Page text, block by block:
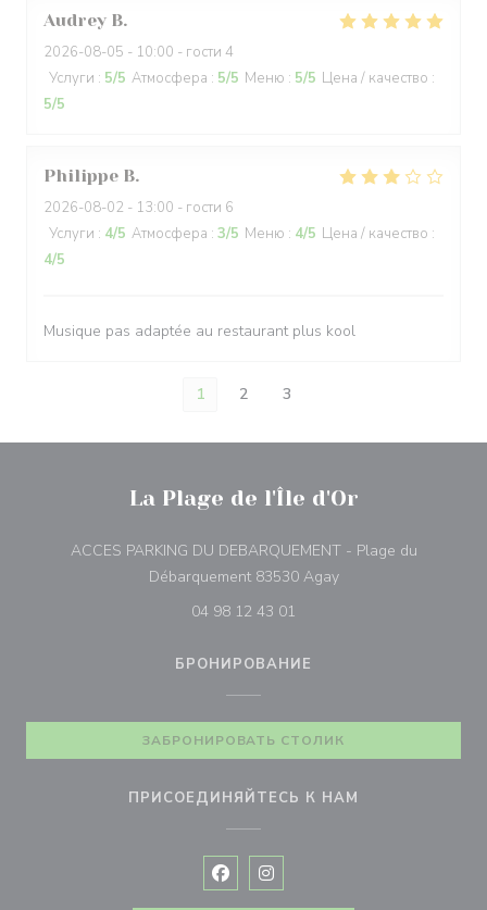
Audrey B
2026-08-05 - 10:00 - гости 4
Услуги : 5/5 Атмосфера : 5/5 Меню : 5/5 Цена / качество :
5/5
Philippe B
2026-08-02 - 13:00 - гости 6
Услуги : 4/5 Атмосфера : 3/5 Меню : 4/5 Цена / качество :
4/5
Musique pas adaptée au restaurant plus kool
1 2 3
La Plage de l'Île d'Or
ACCES PARKING DU DEBARQUEMENT - Plage du
Débarquement 83530 Agay((открывается в
04 98 12 43 01
БРОНИРОВАНИЕ
ЗАБРОНИРОВАТЬ СТОЛИК
ПРИСОЕДИНЯЙТЕСЬ К НАМ
Facebook ((открывается в новом
Instagram ((открывается в